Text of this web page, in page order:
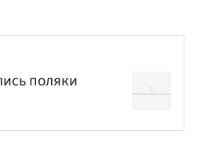
поляки